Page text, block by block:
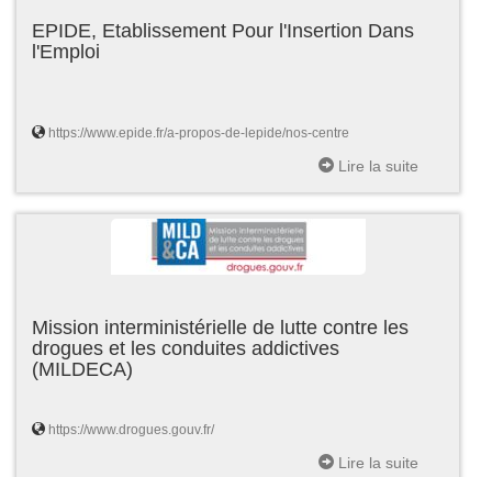
EPIDE, Etablissement Pour l'Insertion Dans
l'Emploi
https://www.epide.fr/a-propos-de-lepide/nos-centre
Lire la suite
Mission interministérielle de lutte contre les
drogues et les conduites addictives
(MILDECA)
https://www.drogues.gouv.fr/
Lire la suite